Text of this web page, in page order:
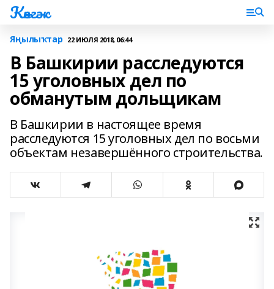
Көнгәк
Яңылыҡтар 22 ИЮЛЯ 2018, 06:44
В Башкирии расследуются
15 уголовных дел по
обманутым дольщикам
В Башкирии в настоящее время
расследуются 15 уголовных дел по восьми
объектам незавершённого строительства.